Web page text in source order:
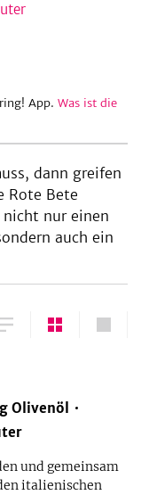
App. Was ist die
dann greifen
Rote Bete
nur einen
auch ein
g Olivenöl
und gemeinsam
italienischen